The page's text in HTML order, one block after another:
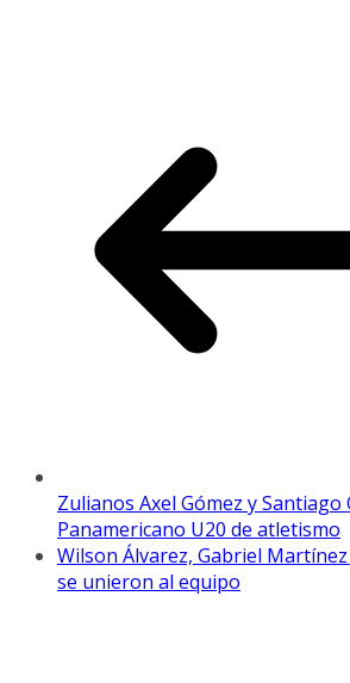
Zulianos Axel Gómez y
Panamericano U20 de atletismo
Wilson Álvarez, Gabriel
se unieron al equipo